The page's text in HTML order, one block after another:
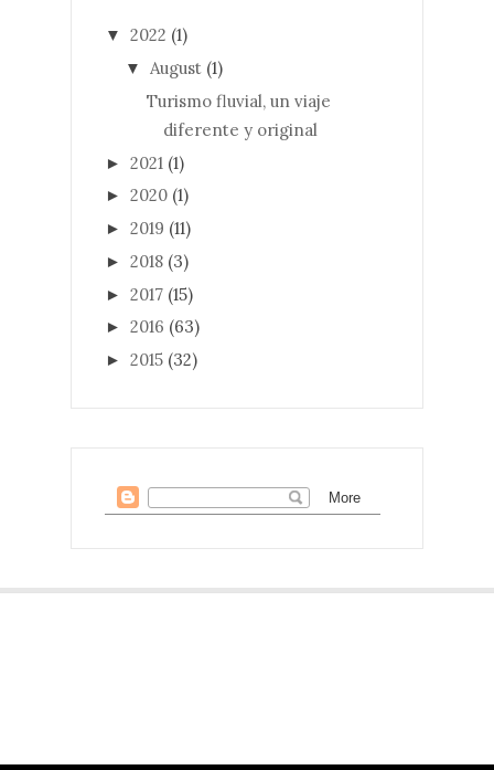
▼ 2022 (1)
▼ August (1)
Turismo fluvial, un viaje
diferente y original
► 2021 (1)
► 2020 (1)
► 2019 (11)
► 2018 (3)
► 2017 (15)
► 2016 (63)
► 2015 (32)